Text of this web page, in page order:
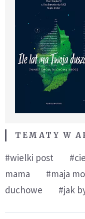
TEMATY W
#wielki post
mama
#maja
duchowe
#jak